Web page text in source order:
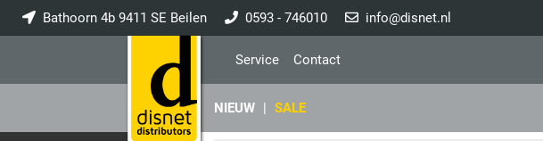
Bathoorn 4b 9411 SE Beilen 0593 - 746010 info@disnet.nl
Service Contact
NIEUW | SALE